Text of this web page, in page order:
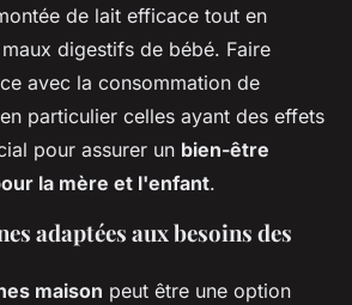
de lait efficace tout en
digestifs de bébé. Faire
avec la consommation de
particulier celles ayant des effets
pour assurer un bien-être
la mère et l'enfant.
adaptées aux besoins des
maison peut être une option